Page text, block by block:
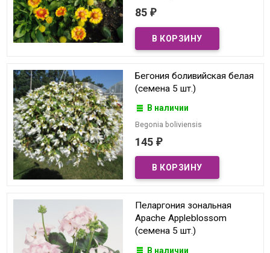
85 ₽
Бегония боливийская белая
(семена 5 шт.)
В наличии
Begonia boliviensis
145 ₽
Пеларгония зональная
Apache Appleblossom
(семена 5 шт.)
В наличии